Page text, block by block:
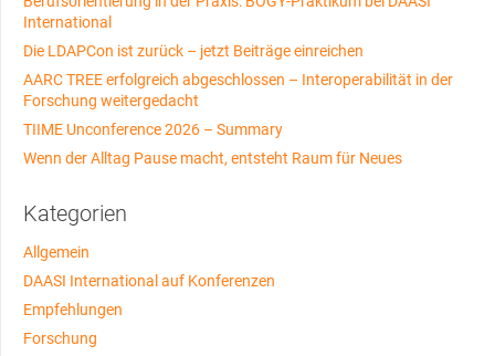
International
Die LDAPCon ist zurück – jetzt Beiträge einreichen
AARC TREE erfolgreich abgeschlossen – Interoperabilität in der
Forschung weitergedacht
TIIME Unconference 2026 – Summary
Wenn der Alltag Pause macht, entsteht Raum für Neues
Kategorien
Allgemein
DAASI International auf Konferenzen
Empfehlungen
Forschung